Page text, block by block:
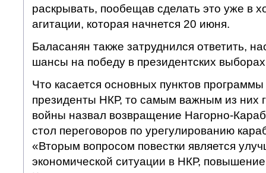
раскрывать, пообещав сделать это уже в
агитации, которая начнется 20 июня.
Баласанян также затруднился ответить,
шансы на победу в президентских
Что касается основных пунктов
президенты НКР, то самым важным из них
войны назвал возвращение Нагорно-
стол переговоров по урегулированию
«Вторым вопросом повестки является
экономической ситуации в НКР,